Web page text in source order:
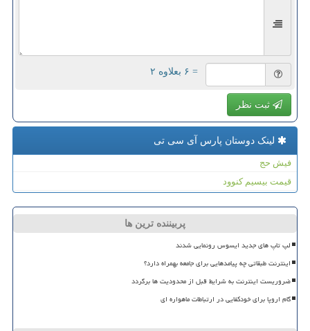
= ۶ بعلاوه ۲
ثبت نظر
لینک دوستان پارس آی سی تی
فیش حج
قیمت بیسیم کنوود
پربیننده ترین ها
لپ تاپ های جدید ایسوس رونمایی شدند
اینترنت طبقاتی چه پیامدهایی برای جامعه بهمراه دارد؟
ضروریست اینترنت به شرایط قبل از محدودیت ها برگردد
گام اروپا برای خودکفایی در ارتباطات ماهواره ای